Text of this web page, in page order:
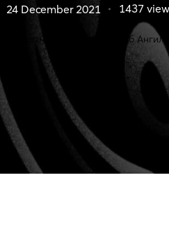
24 December 2021 1437